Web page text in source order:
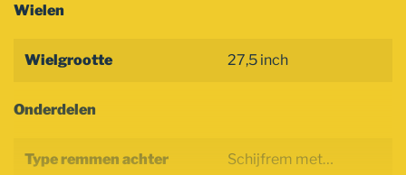
Wielen
Wielgrootte 27,5 inch
Onderdelen
Type remmen achter Schijfrem met…